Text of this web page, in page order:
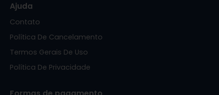
Ajuda
Contato
Política De Cancelamento
Termos Gerais De Uso
Política De Privacidade